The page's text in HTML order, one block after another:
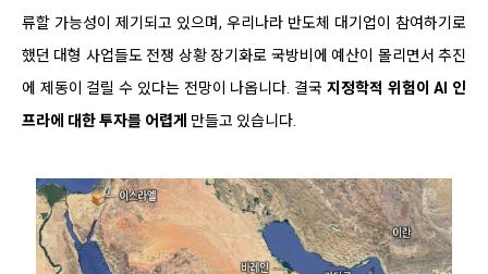
류할 가능성이 제기되고 있으며, 우리나라 반도체 대기업이 참여하기로
했던 대형 사업들도 전쟁 상황 장기화로 국방비에 예산이 몰리면서 추진
에 제동이 걸릴 수 있다는 전망이 나옵니다. 결국 지정학적 위험이 AI 인
프라에 대한 투자를 어렵게 만들고 있습니다.